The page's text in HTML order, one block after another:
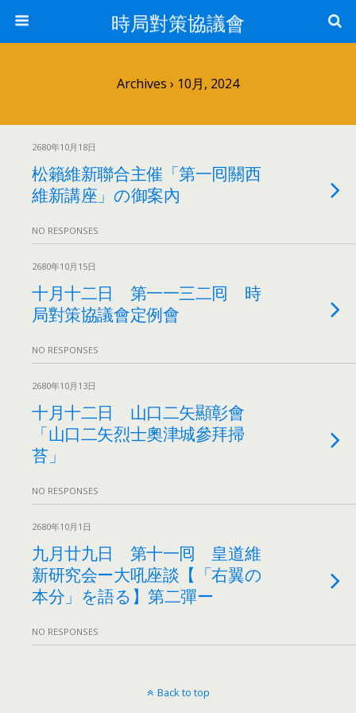
時局對策協議會
Archives › 10月, 2024
2680年10月18日
松籟維新聯合主催「第一囘關西
維新講座」の御案內
NO RESPONSES
2680年10月15日
十月十二日 第一一三二囘 時
局對策協議會定例會
NO RESPONSES
2680年10月13日
十月十二日 山口二矢顯彰會
「山口二矢烈士奧津城參拜掃
苔」
NO RESPONSES
2680年10月1日
九月廿九日 第十一囘 皇道維
新研究会ー大吼座談【「右翼の
本分」を語る】第二彈ー
NO RESPONSES
Back to top